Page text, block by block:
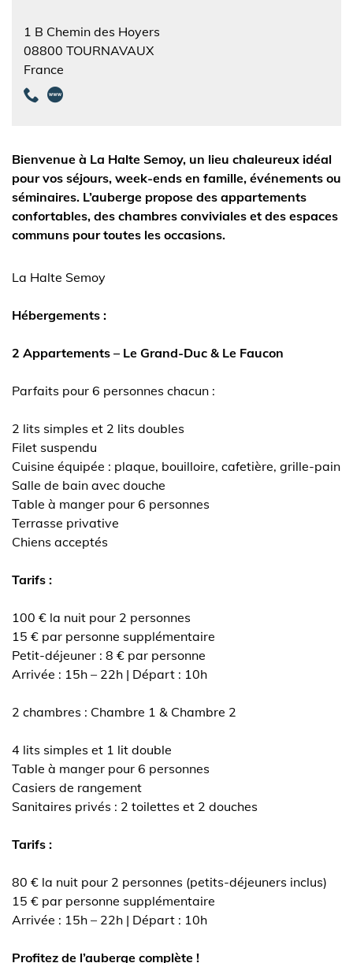
1 B Chemin des Hoyers
08800 TOURNAVAUX
France
Bienvenue à La Halte Semoy, un lieu chaleureux idéal
pour vos séjours, week-ends en famille, événements ou
séminaires. L’auberge propose des appartements
confortables, des chambres conviviales et des espaces
communs pour toutes les occasions.
La Halte Semoy
Hébergements :
2 Appartements – Le Grand-Duc & Le Faucon
Parfaits pour 6 personnes chacun :
2 lits simples et 2 lits doubles
Filet suspendu
Cuisine équipée : plaque, bouilloire, cafetière, grille-pain
Salle de bain avec douche
Table à manger pour 6 personnes
Terrasse privative
Chiens acceptés
Tarifs :
100 € la nuit pour 2 personnes
15 € par personne supplémentaire
Petit-déjeuner : 8 € par personne
Arrivée : 15h – 22h | Départ : 10h
2 chambres : Chambre 1 & Chambre 2
4 lits simples et 1 lit double
Table à manger pour 6 personnes
Casiers de rangement
Sanitaires privés : 2 toilettes et 2 douches
Tarifs :
80 € la nuit pour 2 personnes (petits-déjeuners inclus)
15 € par personne supplémentaire
Arrivée : 15h – 22h | Départ : 10h
Profitez de l’auberge complète !